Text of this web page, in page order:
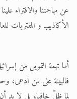
عن مهاجمتنا والافتراء
الأكاذيب و المفتريات
أما تهمة التمويل من
فالبينة على من ادعى،